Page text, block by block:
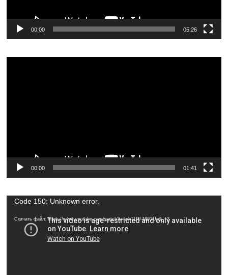
00:00 05:26
00:00 01:41
Видеоплеер
Code 150: Unknown error.
Скачать файл: https://www.youtube.com/watch?v=wkTUU-NEGUg&_=3